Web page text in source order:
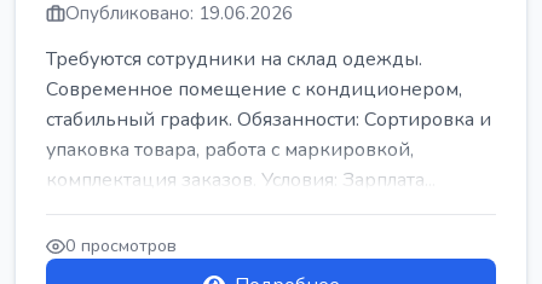
Опубликовано: 19.06.2026
Требуются сотрудники на склад одежды.
Современное помещение с кондиционером,
стабильный график. Обязанности: Сортировка и
упаковка товара, работа с маркировкой,
комплектация заказов. Условия: Зарплата...
0 просмотров